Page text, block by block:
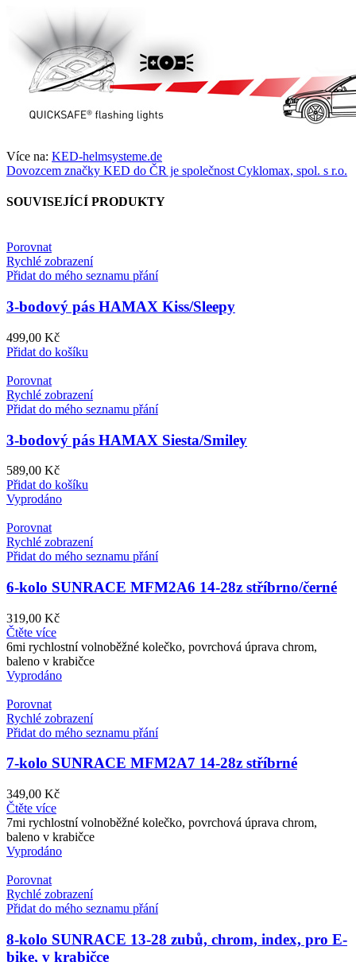
Více na: KED-helmsysteme.de
Dovozcem značky KED do ČR je společnost Cyklomax, spol. s r.o.
SOUVISEJÍCÍ PRODUKTY
Porovnat
Rychlé zobrazení
Přidat do mého seznamu přání
3-bodový pás HAMAX Kiss/Sleepy
499,00 Kč
Přidat do košíku
Porovnat
Rychlé zobrazení
Přidat do mého seznamu přání
3-bodový pás HAMAX Siesta/Smiley
589,00 Kč
Přidat do košíku
Vyprodáno
Porovnat
Rychlé zobrazení
Přidat do mého seznamu přání
6-kolo SUNRACE MFM2A6 14-28z stříbrno/černé
319,00 Kč
Čtěte více
6mi rychlostní volnoběžné kolečko, povrchová úprava chrom,
baleno v krabičce
Vyprodáno
Porovnat
Rychlé zobrazení
Přidat do mého seznamu přání
7-kolo SUNRACE MFM2A7 14-28z stříbrné
349,00 Kč
Čtěte více
7mi rychlostní volnoběžné kolečko, povrchová úprava chrom,
baleno v krabičce
Vyprodáno
Porovnat
Rychlé zobrazení
Přidat do mého seznamu přání
8-kolo SUNRACE 13-28 zubů, chrom, index, pro E-
bike, v krabičce